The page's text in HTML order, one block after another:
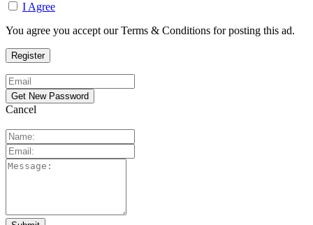
I Agree
You agree you accept our Terms & Conditions for posting this ad.
Cancel